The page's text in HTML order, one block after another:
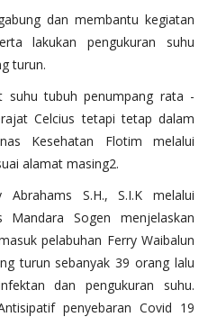
dan membantu kegiatan
lakukan pengukuran suhu
turun.
suhu tubuh penumpang rata -
Celcius tetapi tetap dalam
Kesehatan Flotim melalui
alamat masing2.
S.H., S.I.K melalui
Sogen menjelaskan
pelabuhan Ferry Waibalun
turun sebanyak 39 orang lalu
dan pengukuran suhu.
penyebaran Covid 19